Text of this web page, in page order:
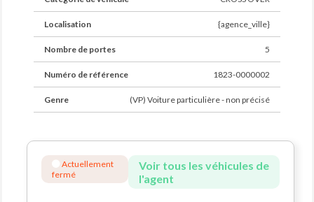
Frais de courtage
Localisation {agence_ville}
Nombre de portes 5
Numéro de référence 1823-0000002
Genre (VP) Voiture particulière - non précisé
Actuellement
fermé
Voir tous les véhicules de
l'agent